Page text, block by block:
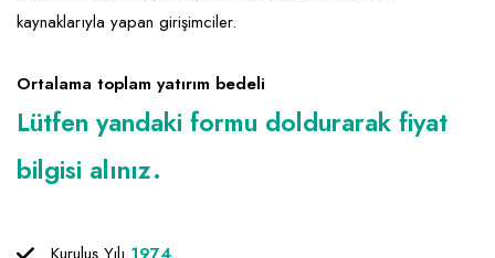
kaynaklarıyla yapan girişimciler.
Ortalama toplam yatırım bedeli
Lütfen yandaki formu doldurarak fiyat
bilgisi alınız.